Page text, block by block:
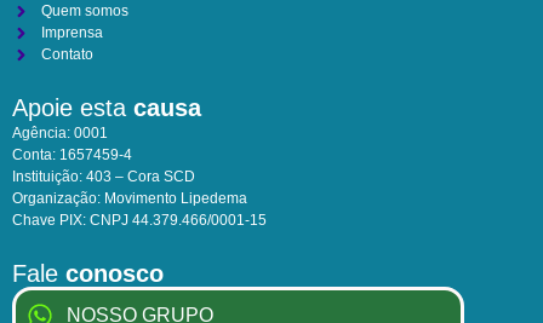
Quem somos
Imprensa
Contato
Apoie esta causa
Agência: 0001
Conta: 1657459-4
Instituição: 403 – Cora SCD
Organização: Movimento Lipedema
Chave PIX: CNPJ 44.379.466/0001-15
Fale conosco
NOSSO GRUPO